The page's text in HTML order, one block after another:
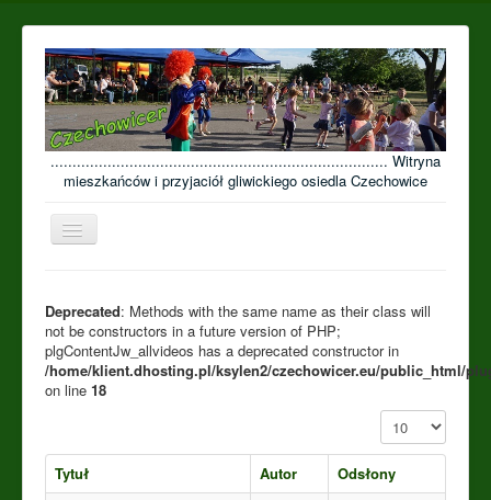
............................................................................. Witryna
mieszkańców i przyjaciół gliwickiego osiedla Czechowice
Przełącz
nawigację
Open menu
Deprecated: Methods with the same name as their class will
not be constructors in a future version of PHP;
plgContentJw_allvideos has a deprecated constructor in
/home/klient.dhosting.pl/ksylen2/czechowicer.eu/public_html/
on line 18
Pokaż #
Tytuł Autor
Odsłony